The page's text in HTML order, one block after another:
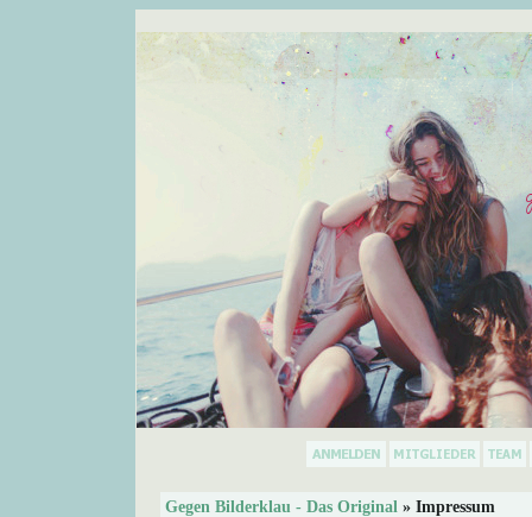
Gegen Bilderklau - Das Original » Impressum